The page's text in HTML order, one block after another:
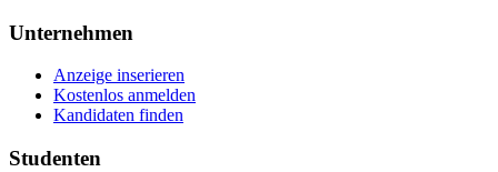
Unternehmen
Anzeige inserieren
Kostenlos anmelden
Kandidaten finden
Studenten